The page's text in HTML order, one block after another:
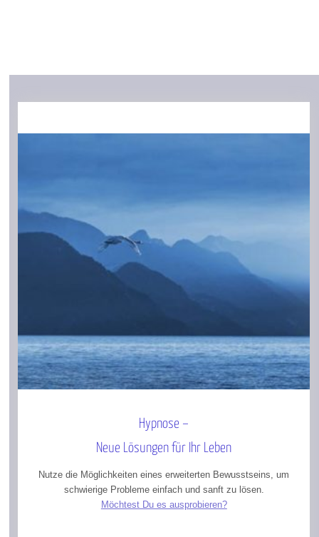
Hypnose –
Neue Lösungen für Ihr Leben
Nutze die Möglichkeiten eines erweiterten Bewusstseins, um
schwierige Probleme einfach und sanft zu lösen.
Möchtest Du es ausprobieren?